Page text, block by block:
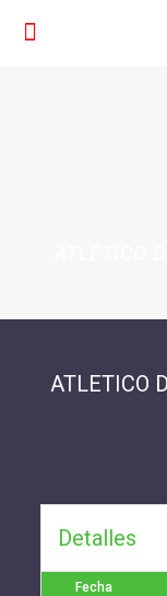
ATLETICO
Detalles
Fecha